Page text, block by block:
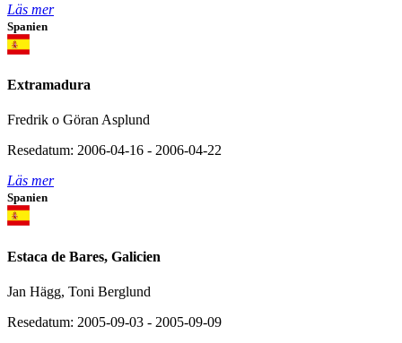
Läs mer
Spanien
Extramadura
Fredrik o Göran Asplund
Resedatum: 2006-04-16 - 2006-04-22
Läs mer
Spanien
Estaca de Bares, Galicien
Jan Hägg, Toni Berglund
Resedatum: 2005-09-03 - 2005-09-09